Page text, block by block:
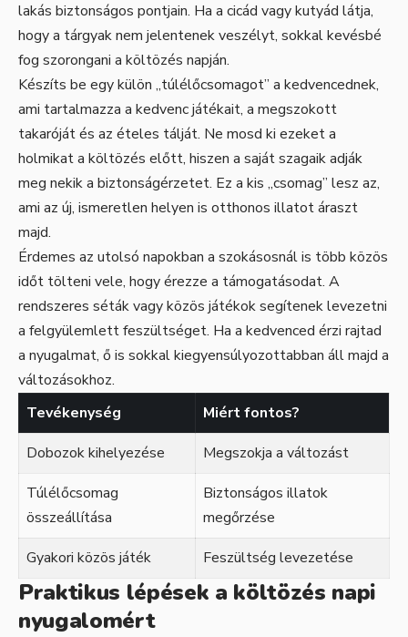
lakás biztonságos pontjain. Ha a cicád vagy kutyád látja,
hogy a tárgyak nem jelentenek veszélyt, sokkal kevésbé
fog szorongani a költözés napján.
Készíts be egy külön „túlélőcsomagot” a kedvencednek,
ami tartalmazza a kedvenc játékait, a megszokott
takaróját és az ételes tálját. Ne mosd ki ezeket a
holmikat a költözés előtt, hiszen a saját szagaik adják
meg nekik a biztonságérzetet. Ez a kis „csomag” lesz az,
ami az új, ismeretlen helyen is otthonos illatot áraszt
majd.
Érdemes az utolsó napokban a szokásosnál is több közös
időt tölteni vele, hogy érezze a támogatásodat. A
rendszeres séták vagy közös játékok segítenek levezetni
a felgyülemlett feszültséget. Ha a kedvenced érzi rajtad
a nyugalmat, ő is sokkal kiegyensúlyozottabban áll majd a
változásokhoz.
Tevékenység
Miért fontos?
Dobozok kihelyezése
Megszokja a változást
Túlélőcsomag
összeállítása
Biztonságos illatok
megőrzése
Gyakori közös játék
Feszültség levezetése
Praktikus lépések a költözés napi
nyugalomért